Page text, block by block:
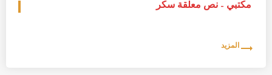
مكتبي – نص معلقة سكر
المزيد trending_flat